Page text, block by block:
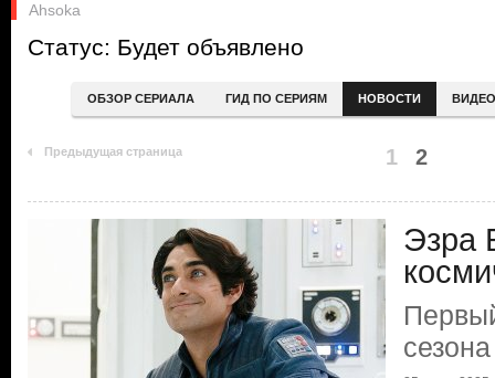
Ahsoka
Статус: Будет объявлено
ОБЗОР СЕРИАЛА ГИД ПО СЕРИЯМ НОВОСТИ ВИДЕО
Предыдущая страница 1 2
Эзра